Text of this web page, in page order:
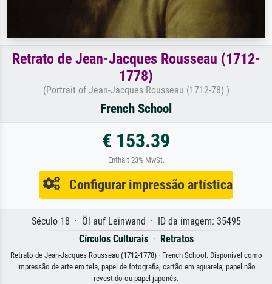
Retrato de Jean-Jacques Rousseau (1712-
1778)
(Portrait of Jean-Jacques Rousseau (1712-78) )
French School
€ 153.39
Enthält 23% MwSt.
Configurar impressão artística
Século 18 · Öl auf Leinwand · ID da imagem: 35495
Círculos Culturais· Retratos
Retrato de Jean-Jacques Rousseau (1712-1778) · French School. Disponível como
impressão de arte em tela, papel de fotografia, cartão em aguarela, papel não
revestido ou papel japonês.